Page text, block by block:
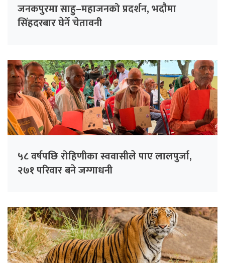
जनकपुरमा साहु–महाजनको प्रदर्शन, भदौमा
सिंहदरबार घेर्ने चेतावनी
५८ वर्षपछि रोहिणीका स्ववासीले पाए लालपुर्जा,
२७१ परिवार बने जग्गाधनी